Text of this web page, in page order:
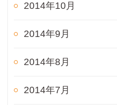
2014年10月
2014年9月
2014年8月
2014年7月